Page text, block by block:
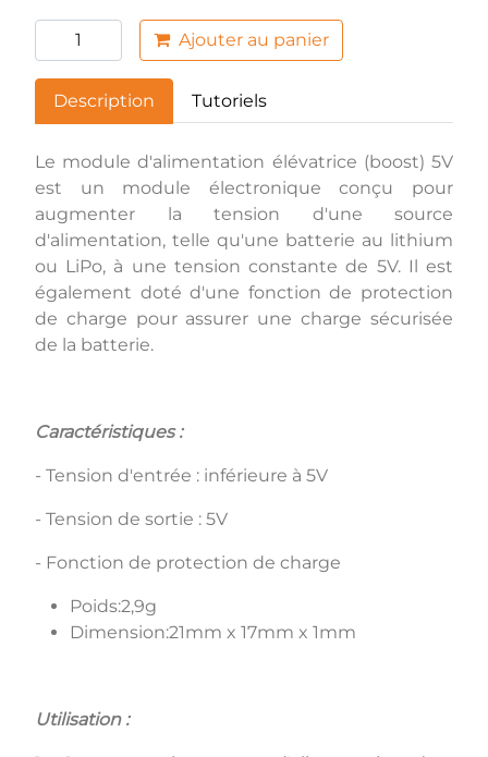
Ajouter au panier
Description Tutoriels
Le module d'alimentation élévatrice (boost) 5V
est un module électronique conçu pour
augmenter la tension d'une source
d'alimentation, telle qu'une batterie au lithium
ou LiPo, à une tension constante de 5V. Il est
également doté d'une fonction de protection
de charge pour assurer une charge sécurisée
de la batterie.
Caractéristiques :
- Tension d'entrée : inférieure à 5V
- Tension de sortie : 5V
- Fonction de protection de charge
Poids:2,9g
Dimension:21mm x 17mm x 1mm
Utilisation :